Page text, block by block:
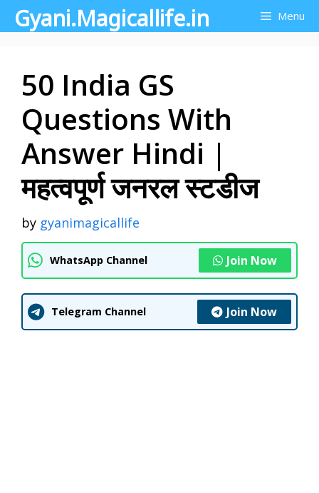
Skip
toGyani.Magicallife.in Menu
50 India GS
Questions With
Answer Hindi |
महत्वपूर्ण जनरल स्टडीज
by gyanimagicallife
WhatsApp Channel Join Now
Telegram Channel Join Now